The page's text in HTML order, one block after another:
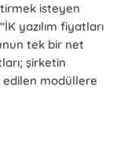
isteyen
yazılım fiyatları
tek bir net
şirketin
modüllere